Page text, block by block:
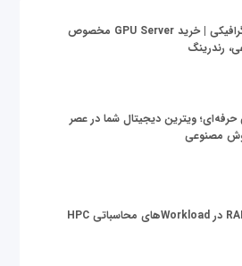
قیمت سرور گرافیکی | خرید GPU Server مخصوص
رندرینگ
ویترین دیجیتال شما در عصر
مصنوعی